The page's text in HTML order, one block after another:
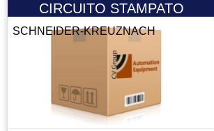
CIRCUITO STAMPATO
SCHNEIDER-KREUZNACH